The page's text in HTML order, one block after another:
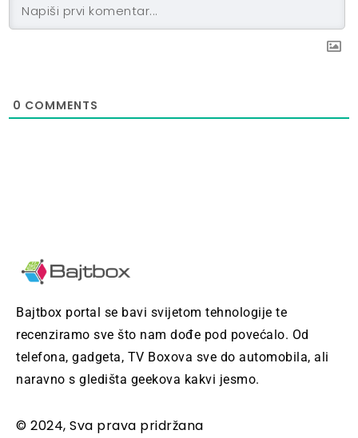
0 COMMENTS
Bajtbox portal se bavi svijetom tehnologije te
recenziramo sve što nam dođe pod povećalo. Od
telefona, gadgeta, TV Boxova sve do automobila, ali
naravno s gledišta geekova kakvi jesmo.
© 2024, Sva prava pridržana